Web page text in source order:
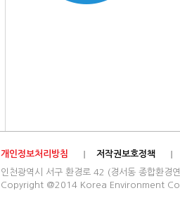
개인정보처리방침
저작권보호정책
인천광역시 서구 환경로 42 (경서동 종합
Copyright @2014 Korea Environment